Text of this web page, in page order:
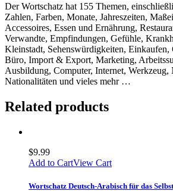
Der Wortschatz hat 155 Themen,
Zahlen, Farben, Monate, Jahreszeiten,
Accessoires, Essen und Ernährung,
Verwandte, Empfindungen, Gefühle,
Kleinstadt, Sehenswürdigkeiten, Einkaufen,
Büro, Import & Export, Marketing,
Ausbildung, Computer, Internet, Werkzeug,
Nationalitäten und vieles mehr …
Related products
$9.99
Add to CartView Cart
Wortschatz Deutsch-Arabisch für das